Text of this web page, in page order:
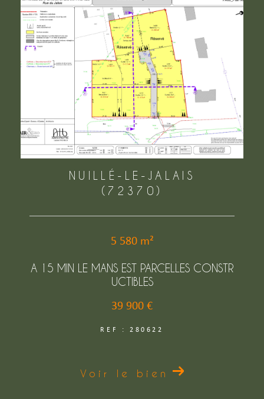
NUILLÉ-LE-JALAIS
(72370)
5 580 m²
A 15 MIN LE MANS EST PARCELLES CONSTR
UCTIBLES
39 900 €
REF : 280622
Voir le bien